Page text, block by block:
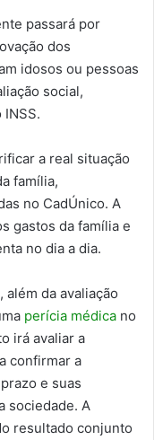
passará por
dos
idosos ou pessoas
social,
a real situação
família,
no CadÚnico. A
gastos da família e
no dia a dia.
da avaliação
perícia médica no
irá avaliar a
confirmar a
e suas
sociedade. A
resultado conjunto